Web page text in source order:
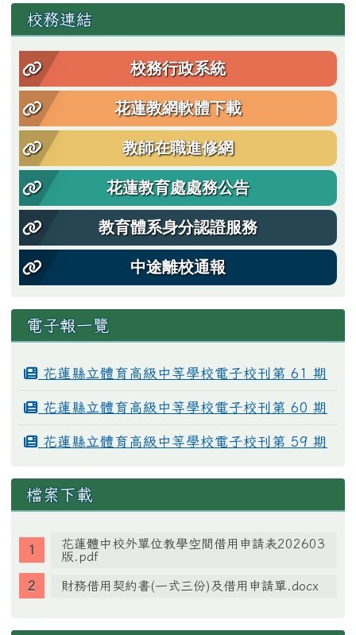
左邊區域內容
校務連結
校務行政系統
花蓮教網軟體下載
教師在職進修網
花蓮教育處處務公告
教育體系身分認證服務
中途離校通報
電子報一覽
花蓮縣立體育高級中等學校電子校刊第 61 期
花蓮縣立體育高級中等學校電子校刊第 60 期
花蓮縣立體育高級中等學校電子校刊第 59 期
檔案下載
花蓮體中校外單位教學空間借用申請表202603
版.pdf
財務借用契約書(一式三份)及借用申請單.docx